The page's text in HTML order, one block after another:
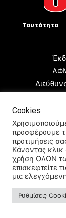
Ταυτότητα
Διαχειριστής
Cookies
προσφέρουμε
προτιμήσεις
Κάνοντας κλικ
χρήση ΟΛΩΝ
επισκεφτείτε
μια
Ρυθμίσεις